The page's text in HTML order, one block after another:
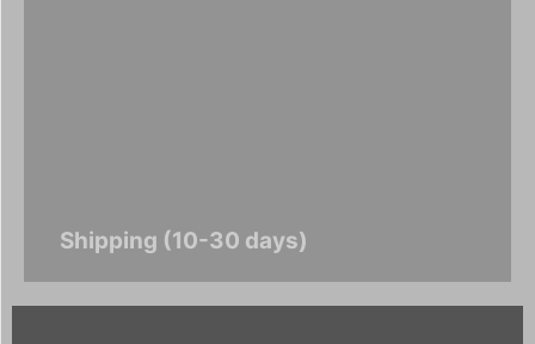
Shipping (10-30 days)